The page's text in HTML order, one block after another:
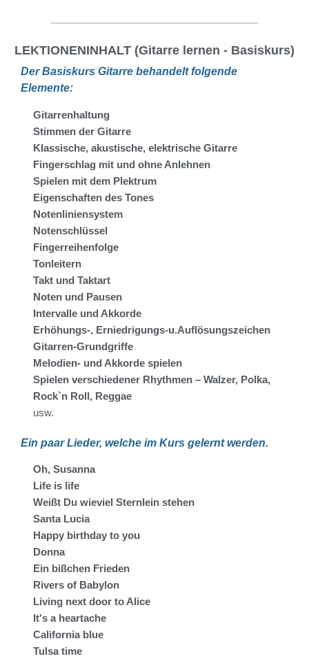
LEKTIONENINHALT (Gitarre lernen - Basiskurs)
Der Basiskurs Gitarre behandelt folgende
Elemente:
Gitarrenhaltung
Stimmen der Gitarre
Klassische, akustische, elektrische Gitarre
Fingerschlag mit und ohne Anlehnen
Spielen mit dem Plektrum
Eigenschaften des Tones
Notenliniensystem
Notenschlüssel
Fingerreihenfolge
Tonleitern
Takt und Taktart
Noten und Pausen
Intervalle und Akkorde
Erhöhungs-, Erniedrigungs-u.Auflösungszeichen
Gitarren-Grundgriffe
Melodien- und Akkorde spielen
Spielen verschiedener Rhythmen – Walzer, Polka,
Rock`n Roll, Reggae
usw.
Ein paar Lieder, welche im Kurs gelernt werden.
Oh, Susanna
Life is life
Weißt Du wieviel Sternlein stehen
Santa Lucia
Happy birthday to you
Donna
Ein bißchen Frieden
Rivers of Babylon
Living next door to Alice
It's a heartache
California blue
Tulsa time